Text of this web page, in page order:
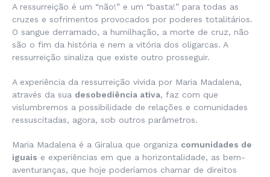
A ressurreição é um “não!” e um “basta!” para todas as
cruzes e sofrimentos provocados por poderes totalitários.
O sangue derramado, a humilhação, a morte de cruz, não
são o fim da história e nem a vitória dos oligarcas. A
ressurreição sinaliza que existe outro prosseguir.
A experiência da ressurreição vivida por Maria Madalena,
através da sua desobediência ativa, faz com que
vislumbremos a possibilidade de relações e comunidades
ressuscitadas, agora, sob outros parâmetros.
Maria Madalena é a Giralua que organiza comunidades de
iguais e experiências em que a horizontalidade, as bem-
aventuranças, que hoje poderíamos chamar de direitos